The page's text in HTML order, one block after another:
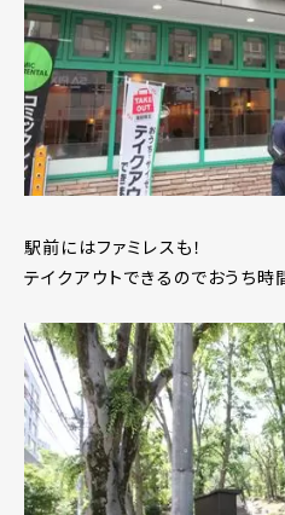
駅前にはファミレスも！
テイクアウトできるのでおうち